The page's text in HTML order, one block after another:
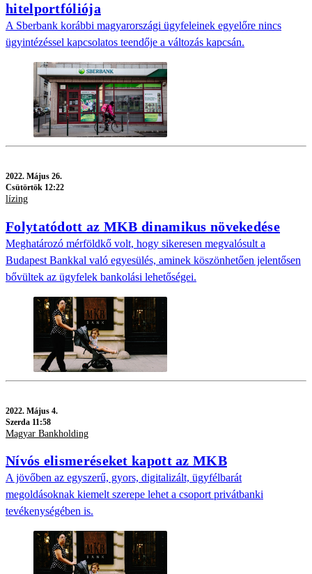
hitelportfóliója
A Sberbank korábbi magyarországi ügyfeleinek egyelőre nincs
ügyintézéssel kapcsolatos teendője a változás kapcsán.
2022. Május 26.
Csütörtök 12:22
lízing
Folytatódott az MKB dinamikus növekedése
Meghatározó mérföldkő volt, hogy sikeresen megvalósult a
Budapest Bankkal való egyesülés, aminek köszönhetően jelentősen
bővültek az ügyfelek bankolási lehetőségei.
2022. Május 4.
Szerda 11:58
Magyar Bankholding
Nívós elismeréseket kapott az MKB
A jövőben az egyszerű, gyors, digitalizált, ügyfélbarát
megoldásoknak kiemelt szerepe lehet a csoport privátbanki
tevékenységében is.